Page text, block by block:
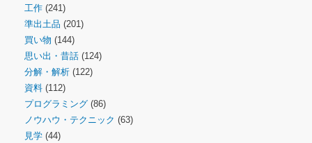
工作 (241)
準出土品 (201)
買い物 (144)
思い出・昔話 (124)
分解・解析 (122)
資料 (112)
プログラミング (86)
ノウハウ・テクニック (63)
見学 (44)